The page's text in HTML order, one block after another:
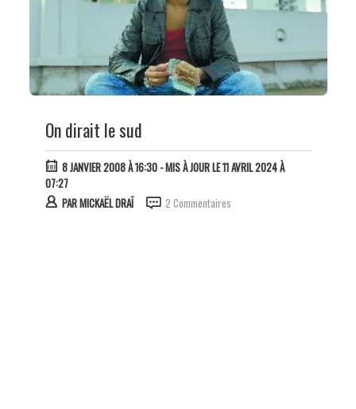
On dirait le sud
8 JANVIER 2008 À 16:30- MIS À JOUR LE 11 AVRIL 2024 À
07:27
PARMICKAËL DRAÏ 2 Commentaires